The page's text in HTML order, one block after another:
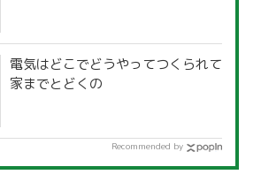
電気はどこでどうやってつくられて
家までとどくの
Recommended by